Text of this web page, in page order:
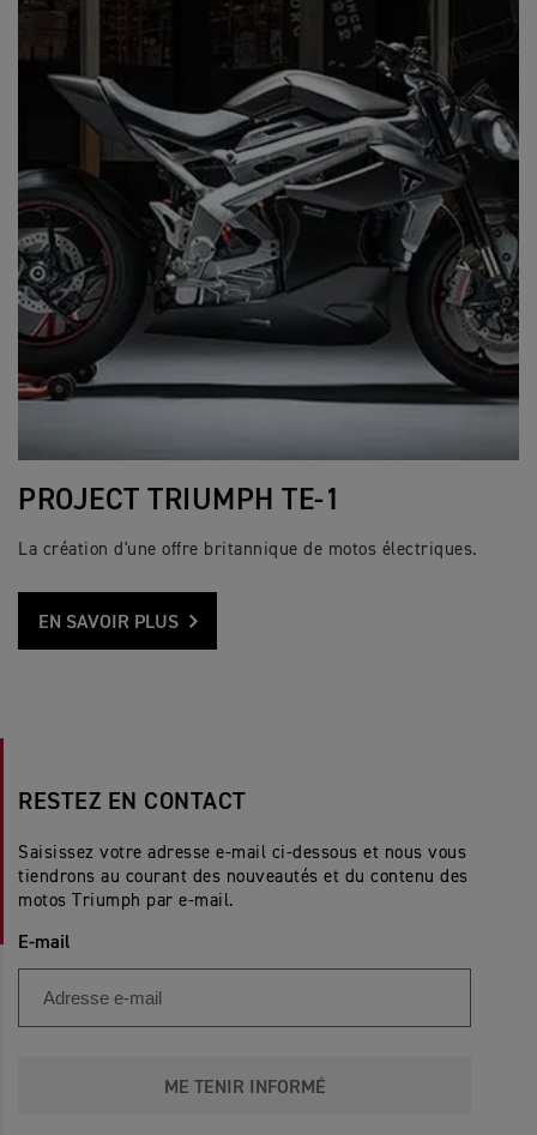
PROJECT TRIUMPH TE-1
La création d'une offre britannique de motos électriques.
EN SAVOIR PLUS
RESTEZ EN CONTACT
Saisissez votre adresse e-mail ci-dessous et nous vous
tiendrons au courant des nouveautés et du contenu des
motos Triumph par e-mail.
E-mail
ME TENIR INFORMÉ